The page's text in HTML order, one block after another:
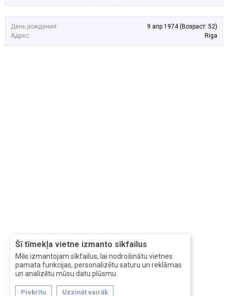
Šī tīmekļa vietne izmanto sīkfailus
Mēs izmantojam sīkfailus, lai nodrošinātu vietnes
pamata funkcijas, personalizētu saturu un reklāmas
un analizētu mūsu datu plūsmu.
Piekrītu Uzzināt vairāk
День рождения: 9 апр 1974 (Возраст: 52)
Адрес:
Riga